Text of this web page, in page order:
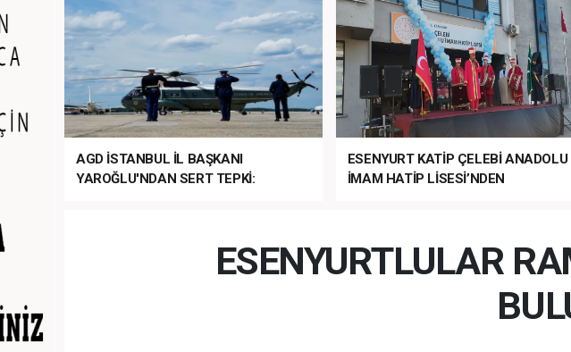
AGD İSTANBUL İL BAŞKANI
YAROĞLU'NDAN SERT TEPKİ:
ESENYURT KATİP ÇELEBİ ANADOLU
İMAM HATİP LİSESİ’NDEN
ESENYURTLULAR